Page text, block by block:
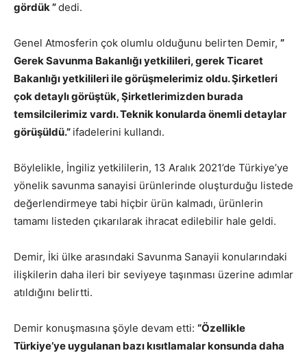
gördük ”dedi.
Genel Atmosferin çok olumlu olduğunu belirten Demir, ”
Gerek Savunma Bakanlığı yetkilileri, gerek Ticaret
Bakanlığı yetkilileri ile görüşmelerimiz oldu. Şirketleri
çok detaylı görüştük, Şirketlerimizden burada
temsilcilerimiz vardı. Teknik konularda önemli detaylar
görüşüldü.” ifadelerini kullandı.
Böylelikle, İngiliz yetkililerin, 13 Aralık 2021’de Türkiye’ye
yönelik savunma sanayisi ürünlerinde oluşturduğu listede
değerlendirmeye tabi hiçbir ürün kalmadı, ürünlerin
tamamı listeden çıkarılarak ihracat edilebilir hale geldi.
Demir, İki ülke arasındaki Savunma Sanayii konularındaki
ilişkilerin daha ileri bir seviyeye taşınması üzerine adımlar
atıldığını belirtti.
Demir konuşmasına şöyle devam etti: “Özellikle
Türkiye’ye uygulanan bazı kısıtlamalar konsunda daha